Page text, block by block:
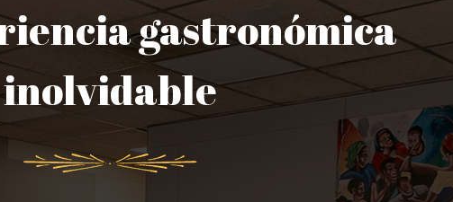
gastronómica
inolvidable